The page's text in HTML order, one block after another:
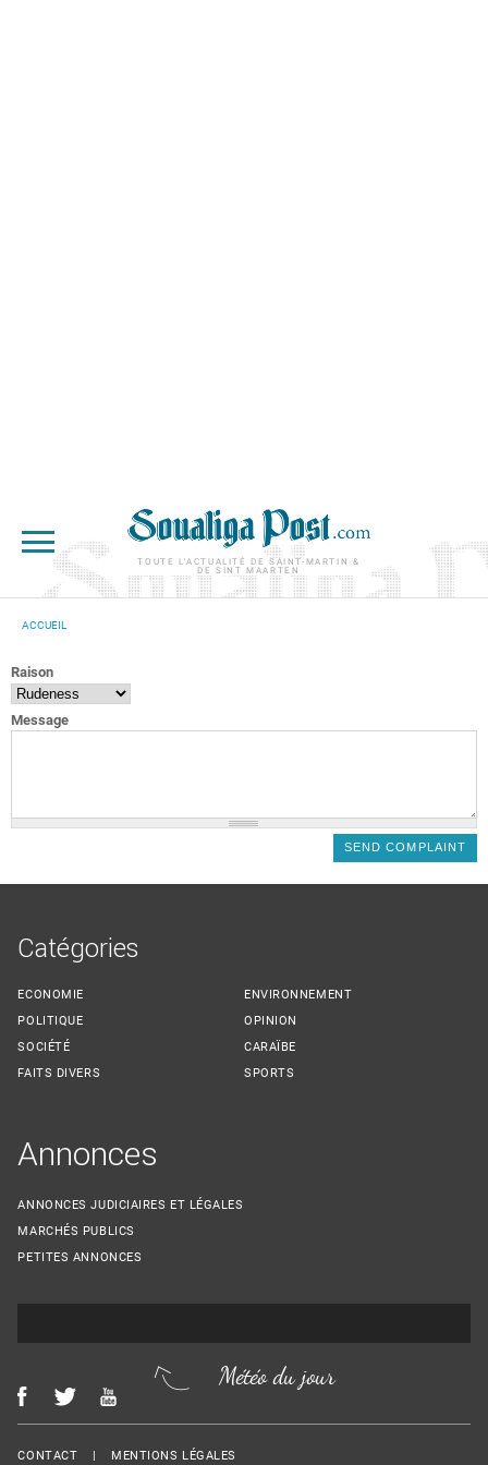
TOUTE L'ACTUALITÉ DE SAINT-MARTIN &
DE SINT MAARTEN
ACCUEIL
Raison
Message
Catégories
ECONOMIE
POLITIQUE
SOCIÉTÉ
FAITS DIVERS
ENVIRONNEMENT
OPINION
CARAÏBE
SPORTS
Annonces
ANNONCES JUDICIAIRES ET LÉGALES
MARCHÉS PUBLICS
PETITES ANNONCES
Météo du jour
Menu Footer
CONTACT MENTIONS LÉGALES